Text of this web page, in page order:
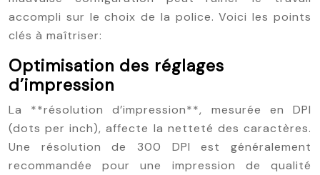
accompli sur le choix de la police. Voici les points
clés à maîtriser:
Optimisation des réglages
d’impression
La **résolution d’impression**, mesurée en DPI
(dots per inch), affecte la netteté des caractères.
Une résolution de 300 DPI est généralement
recommandée pour une impression de qualité